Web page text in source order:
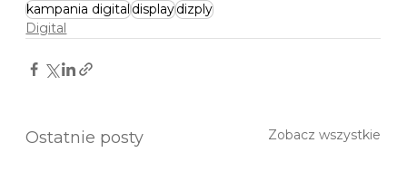
kampania digitaldisplaydizply
Digital
Ostatnie posty Zobacz wszystkie